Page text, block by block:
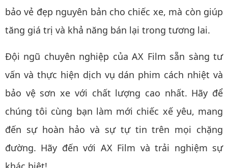
bảo vẻ đẹp nguyên bản cho chiếc xe, mà còn giúp
tăng giá trị và khả năng bán lại trong tương lai.
Đội ngũ chuyên nghiệp của AX Film sẵn sàng tư
vấn và thực hiện dịch vụ dán phim cách nhiệt và
bảo vệ sơn xe với chất lượng cao nhất. Hãy để
chúng tôi cùng bạn làm mới chiếc xế yêu, mang
đến sự hoàn hảo và sự tự tin trên mọi chặng
đường. Hãy đến với AX Film và trải nghiệm sự